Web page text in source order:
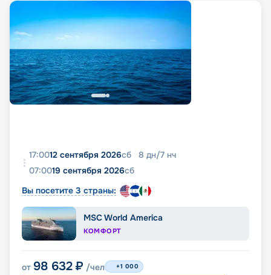
17:0012 сентября 2026сб 8 дн/7 нч
07:0019 сентября 2026сб
Вы посетите 3 страны:
MSC World America
КОМФОРТ
от 98 632 ₽ /чел +1 000